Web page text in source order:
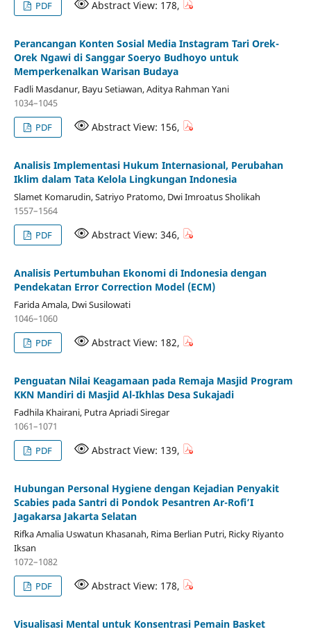
PDF Abstract View: 178,
Perancangan Konten Sosial Media Instagram Tari Orek-
Orek Ngawi di Sanggar Soeryo Budhoyo untuk
Memperkenalkan Warisan Budaya
Fadli Masdanur, Bayu Setiawan, Aditya Rahman Yani
1034–1045
PDF
Abstract View: 156,
Analisis Implementasi Hukum Internasional, Perubahan
Iklim dalam Tata Kelola Lingkungan Indonesia
Slamet Komarudin, Satriyo Pratomo, Dwi Imroatus Sholikah
1557–1564
PDF
Abstract View: 346,
Analisis Pertumbuhan Ekonomi di Indonesia dengan
Pendekatan Error Correction Model (ECM)
Farida Amala, Dwi Susilowati
1046–1060
PDF
Abstract View: 182,
Penguatan Nilai Keagamaan pada Remaja Masjid Program
KKN Mandiri di Masjid Al-Ikhlas Desa Sukajadi
Fadhila Khairani, Putra Apriadi Siregar
1061–1071
PDF
Abstract View: 139,
Hubungan Personal Hygiene dengan Kejadian Penyakit
Scabies pada Santri di Pondok Pesantren Ar-Rofi’I
Jagakarsa Jakarta Selatan
Rifka Amalia Uswatun Khasanah, Rima Berlian Putri, Ricky Riyanto
Iksan
1072–1082
PDF
Abstract View: 178,
Visualisasi Mental untuk Konsentrasi Pemain Basket